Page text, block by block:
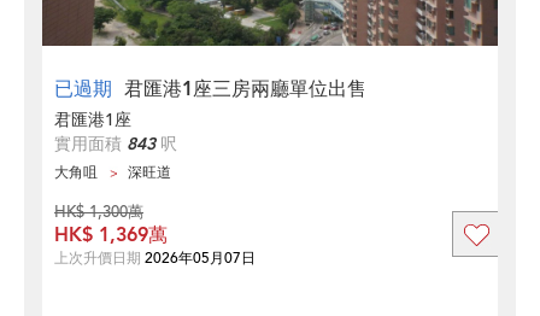
已過期 君匯港1座三房兩廳單位出售
君匯港1座
實用面積 843呎
大角咀 深旺道
HK$ 1,300萬
HK$ 1,369萬
上次升價日期 2026年05月07日